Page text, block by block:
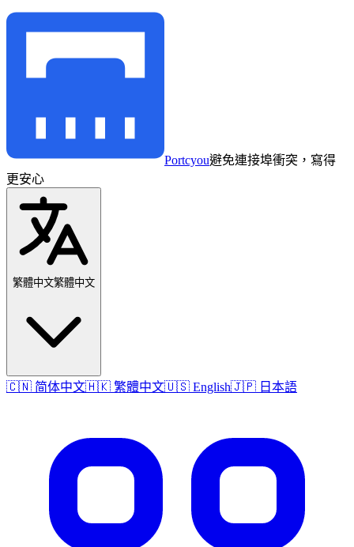
Portcyou避免連接埠衝突，寫得
更安心
繁體中文繁體中文
🇨🇳 简体中文🇭🇰 繁體中文🇺🇸 English🇯🇵 日本語